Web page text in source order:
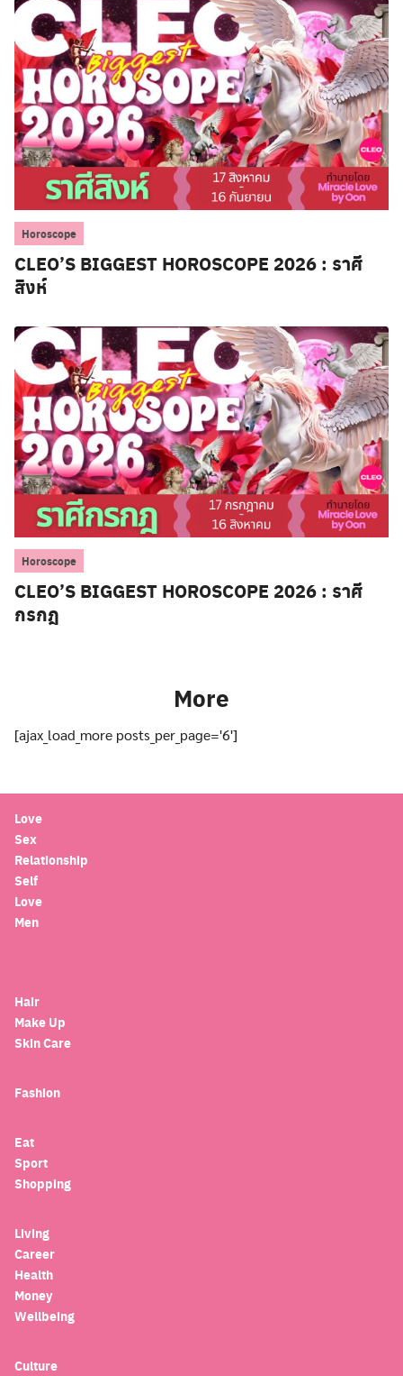
Horoscope
CLEO’S BIGGEST HOROSCOPE 2026 : ราศี
สิงห์
Horoscope
CLEO’S BIGGEST HOROSCOPE 2026 : ราศี
กรกฎ
More
[ajax_load_more posts_per_page='6']
Love
Sex
Relationship
Self
Love
Men
Hair
Make Up
Skin Care
Fashion
Eat
Sport
Shopping
Living
Career
Health
Money
Wellbeing
Culture